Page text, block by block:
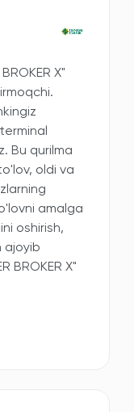
X"
Bu qurilma
oldi va
amalga
oshirish,
ajoyib
BROKER X"